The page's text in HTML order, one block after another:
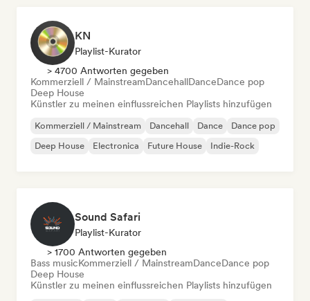
KN
Playlist-Kurator
> 4700 Antworten gegeben
Kommerziell / MainstreamDancehallDanceDance pop
Deep House
Künstler zu meinen einflussreichen Playlists hinzufügen
Kommerziell / Mainstream Dancehall Dance
Dance pop
Deep House
Electronica Future House Indie-Rock
Sound Safari
Playlist-Kurator
> 1700 Antworten gegeben
Bass musicKommerziell / MainstreamDanceDance pop
Deep House
Künstler zu meinen einflussreichen Playlists hinzufügen